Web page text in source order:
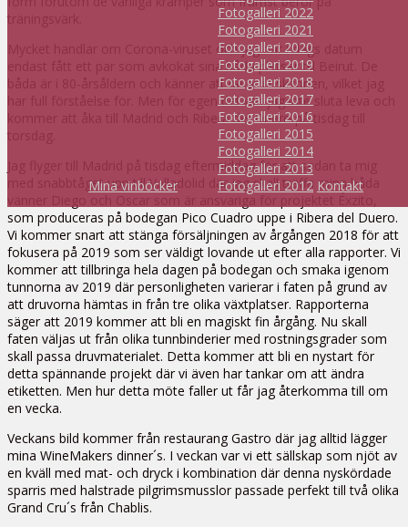
Mina vinböcker
Fotogalleri 2022
Fotogalleri 2021
Fotogalleri 2020
Fotogalleri 2019
Fotogalleri 2018
Fotogalleri 2017
Fotogalleri 2016
Fotogalleri 2015
Fotogalleri 2014
Fotogalleri 2013
Fotogalleri 2012 Kontakt
träningsvärk.
Mycket handlar om Corona-viruset och jag har i dags datum
endast fått ett par som avkokat sina båda platser till Beirut. De
båda är i 80-årsåldern och känner att de är i riskzonen, vilket jag
har full förståelse för. Men för egen del kan jag inte sluta leva och
kommer att åka till Madrid och Ribera del Duero på tisdag till
torsdag.
Jag flyger till Madrid på tisdag eftermiddag för att sedan ta mig
med snabbtåget upp till Valladolid där jag skall träffa mina båda
vänner Diego och Oscar som är ansvariga för projektet Éxzito,
som produceras på bodegan Pico Cuadro uppe i Ribera del Duero.
Vi kommer snart att stänga försäljningen av årgången 2018 för att
fokusera på 2019 som ser väldigt lovande ut efter alla rapporter. Vi
kommer att tillbringa hela dagen på bodegan och smaka igenom
tunnorna av 2019 där personligheten varierar i faten på grund av
att druvorna hämtas in från tre olika växtplatser. Rapporterna
säger att 2019 kommer att bli en magiskt fin årgång. Nu skall
faten väljas ut från olika tunnbinderier med rostningsgrader som
skall passa druvmaterialet. Detta kommer att bli en nystart för
detta spännande projekt där vi även har tankar om att ändra
etiketten. Men hur detta möte faller ut får jag återkomma till om
en vecka.
Veckans bild kommer från restaurang Gastro där jag alltid lägger
mina WineMakers dinner´s. I veckan var vi ett sällskap som njöt av
en kväll med mat- och dryck i kombination där denna nyskördade
sparris med halstrade pilgrimsmusslor passade perfekt till två olika
Grand Cru´s från Chablis.